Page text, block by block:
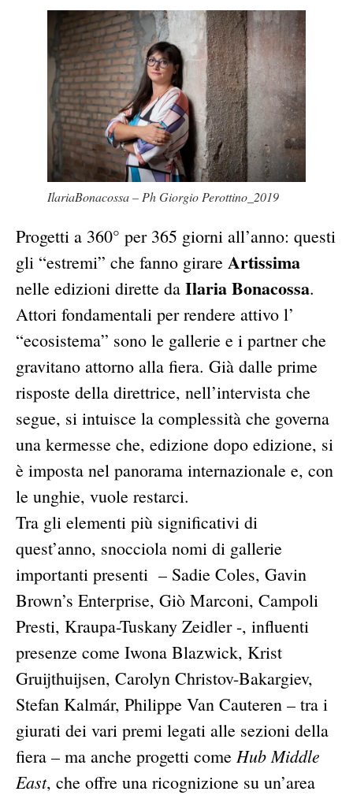
IlariaBonacossa – Ph Giorgio Perottino_2019
Progetti a 360° per 365 giorni all’anno: questi
gli “estremi” che fanno girare Artissima
nelle edizioni dirette da Ilaria Bonacossa.
Attori fondamentali per rendere attivo l’
“ecosistema” sono le gallerie e i partner che
gravitano attorno alla fiera. Già dalle prime
risposte della direttrice, nell’intervista che
segue, si intuisce la complessità che governa
una kermesse che, edizione dopo edizione, si
è imposta nel panorama internazionale e, con
le unghie, vuole restarci.
Tra gli elementi più significativi di
quest’anno, snocciola nomi di gallerie
importanti presenti – Sadie Coles, Gavin
Brown’s Enterprise, Giò Marconi, Campoli
Presti, Kraupa-Tuskany Zeidler -, influenti
presenze come Iwona Blazwick, Krist
Gruijthuijsen, Carolyn Christov-Bakargiev,
Stefan Kalmár, Philippe Van Cauteren – tra i
giurati dei vari premi legati alle sezioni della
fiera – ma anche progetti come Hub Middle
East, che offre una ricognizione su un’area